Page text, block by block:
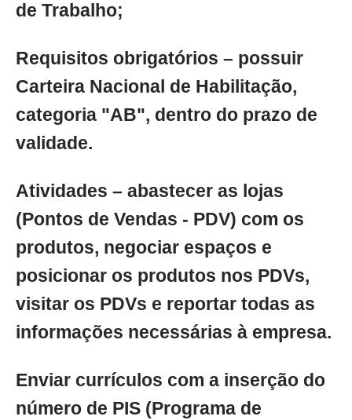
de Trabalho;
Requisitos obrigatórios – possuir
Carteira Nacional de Habilitação,
categoria "AB", dentro do prazo de
validade.
Atividades – abastecer as lojas
(Pontos de Vendas - PDV) com os
produtos, negociar espaços e
posicionar os produtos nos PDVs,
visitar os PDVs e reportar todas as
informações necessárias à empresa.
Enviar currículos com a inserção do
número de PIS (Programa de